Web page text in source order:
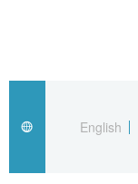
国際
社会
アーカイブ
Japan Data
旅と暮らし
文化
科学・技術
暮らし
English